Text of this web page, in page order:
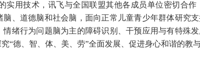
实用技术，讯飞与全国联盟其他各成员单位密切合
、道德脑和社会脑，面向正常儿童青少年群体研究
绪行为问题脑为主的障碍识别、干预应用与有特殊
“德、智、体、美、劳”全面发展、促进身心和谐的教